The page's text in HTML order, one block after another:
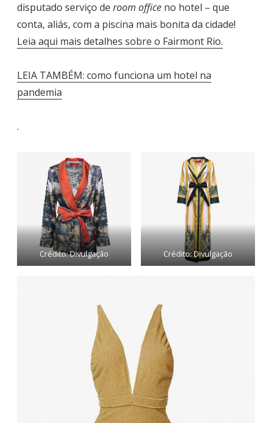
disputado serviço de room office no hotel – que
conta, aliás, com a piscina mais bonita da cidade!
Leia aqui mais detalhes sobre o Fairmont Rio.
LEIA TAMBÉM: como funciona um hotel na
pandemia
.
Crédito: Divulgação Crédito: Divulgação